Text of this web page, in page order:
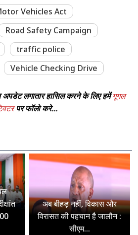
Vehicles Act
Road Safety Campaign
traffic police
Vehicle Checking Drive
लगातार हासिल करने के लिए हमेंगूगल
पर फॉलो करे...
अब बीहड़ नहीं, विकास और
विरासत की पहचान है जालौन :
सीएम...